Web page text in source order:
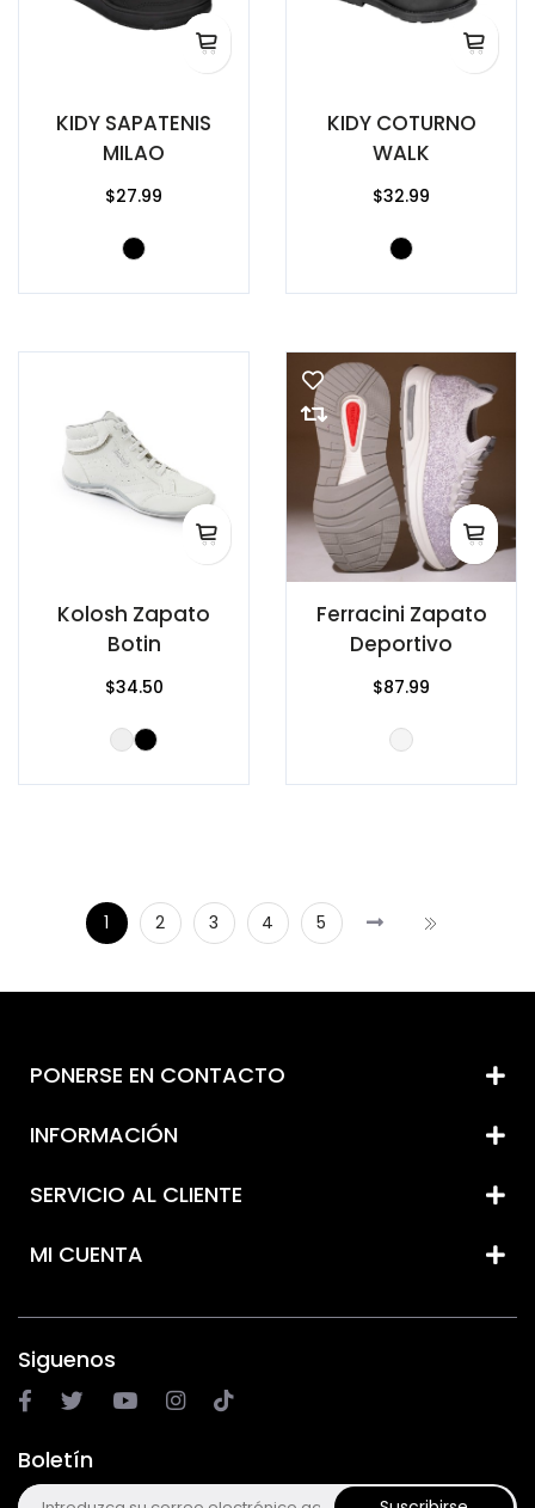
KIDY SAPATENIS
MILAO
$27.99
KIDY COTURNO
WALK
$32.99
Kolosh Zapato
Botin
$34.50
Ferracini Zapato
Deportivo
$87.99
1 2 3 4 5
PONERSE EN CONTACTO
INFORMACIÓN
SERVICIO AL CLIENTE
MI CUENTA
Siguenos
Boletín